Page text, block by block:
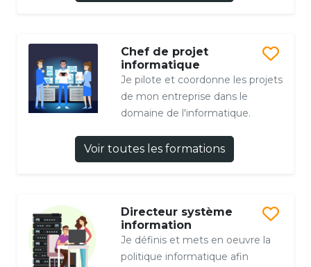
Chef de projet
informatique
Je pilote et coordonne les projets
de mon entreprise dans le
domaine de l'informatique.
Voir toutes les formations
Directeur système
information
Je définis et mets en oeuvre la
politique informatique afin